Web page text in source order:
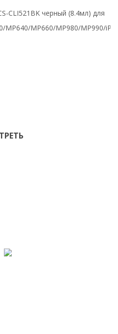
CLI521BK черный (8.4мл) для
MP640/MP660/MP980/MP990/